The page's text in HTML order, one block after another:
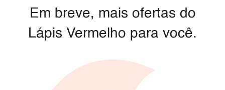
Em breve, mais ofertas do
Lápis Vermelho para você.